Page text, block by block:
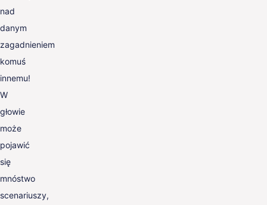
nad
danym
zagadnieniem
komuś
innemu!
W
głowie
może
pojawić
się
mnóstwo
scenariuszy,